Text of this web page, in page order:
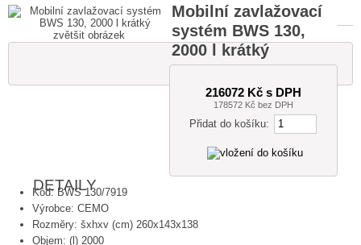
zvětšit obrázek
Mobilní zavlažovací
systém BWS 130,
2000 l krátký
216072 Kč s DPH
178572 Kč bez DPH
Přidat do košíku:
DETAILY
Kód: BWS 130/7919
Výrobce: CEMO
Rozměry: šxhxv (cm) 260x143x138
Objem: (l) 2000